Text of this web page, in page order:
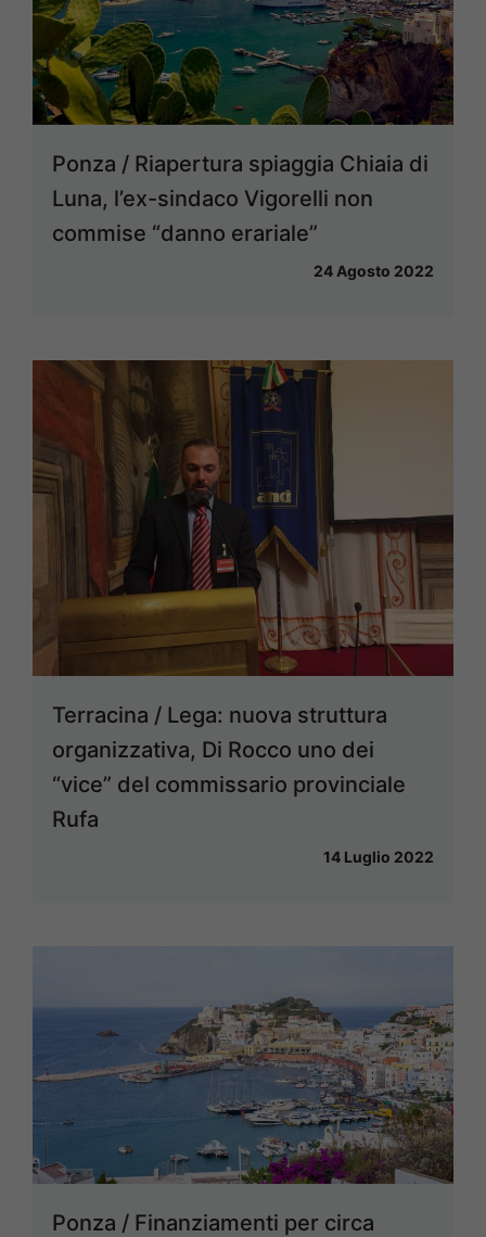
Ponza / Riapertura spiaggia Chiaia di
Luna, l’ex-sindaco Vigorelli non
commise “danno erariale”
24 Agosto 2022
Terracina / Lega: nuova struttura
organizzativa, Di Rocco uno dei
“vice” del commissario provinciale
Rufa
14 Luglio 2022
Ponza / Finanziamenti per circa